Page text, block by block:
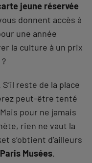
jeune réservée
donnent accès à
une année
la culture à un prix
reste de la place
peut-être tenté
pour ne jamais
rien ne vaut la
s’obtient d’ailleurs
Musées.